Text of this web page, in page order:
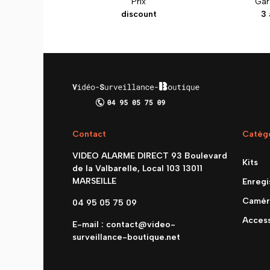
discount
3
Contact
VIDEO ALARME DIRECT 93 Boulevard
de la Valbarelle, Local 103 13011
MARSEILLE
04 95 05 75 09
E-mail : contact@video-
surveillance-boutique.net
Kits